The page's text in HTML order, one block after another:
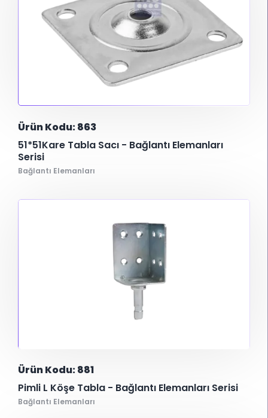
Ürün Kodu: 863
51*51Kare Tabla Sacı - Bağlantı Elemanları
Serisi
Bağlantı Elemanları
Ürün Kodu: 881
Pimli L Köşe Tabla - Bağlantı Elemanları Serisi
Bağlantı Elemanları